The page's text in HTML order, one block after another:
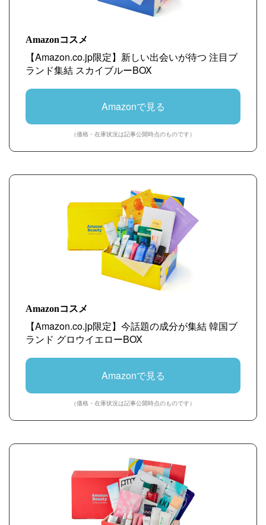
Amazonコスメ
【Amazon.co.jp限定】新しい出会いが待つ 注目ブ
ランド集結 スカイブルーBOX
Amazonで見る
（価格・在庫状況は記事公開時点のものです）
Amazonコスメ
【Amazon.co.jp限定】今話題の成分が集結 韓国ブ
ランド グロウイエローBOX
Amazonで見る
（価格・在庫状況は記事公開時点のものです）